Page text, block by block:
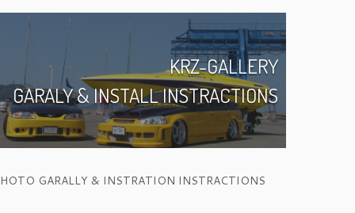
KRZ-GALLERY
GARALY & INSTALL INSTRACTIONS
GARALLY & INSTRATION INSTRACTIONS